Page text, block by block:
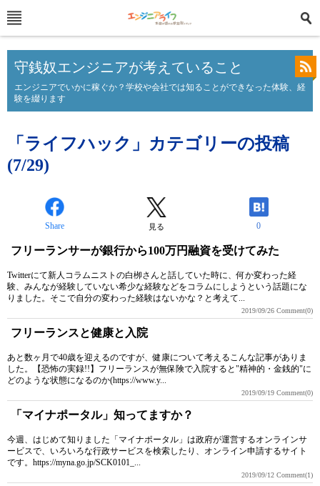
守銭奴エンジニアが考えていること
エンジニアでいかに稼ぐか？学校や会社では知ることができなった体験、経
験を綴ります
「ライフハック」カテゴリーの投稿
(7/29)
Share 見る 0
フリーランサーが銀行から100万円融資を受けてみた
Twitterにて新人コラムニストの白栁さんと話していた時に、何か変わった経
験、みんなが経験していない希少な経験などをコラムにしようという話題にな
りました。そこで自分の変わった経験はないかな？と考えて...
2019/09/26 Comment(0)
フリーランスと健康と入院
あと数ヶ月で40歳を迎えるのですが、健康について考えるこんな記事がありま
した。【恐怖の実録!!】フリーランスが無保険で入院すると"精神的・金銭的"に
どのような状態になるのか(https://www.y...
2019/09/19 Comment(0)
「マイナポータル」知ってますか？
今週、はじめて知りました「マイナポータル」は政府が運営するオンラインサ
ービスで、いろいろな行政サービスを検索したり、オンライン申請するサイト
です。https://myna.go.jp/SCK0101_...
2019/09/12 Comment(1)